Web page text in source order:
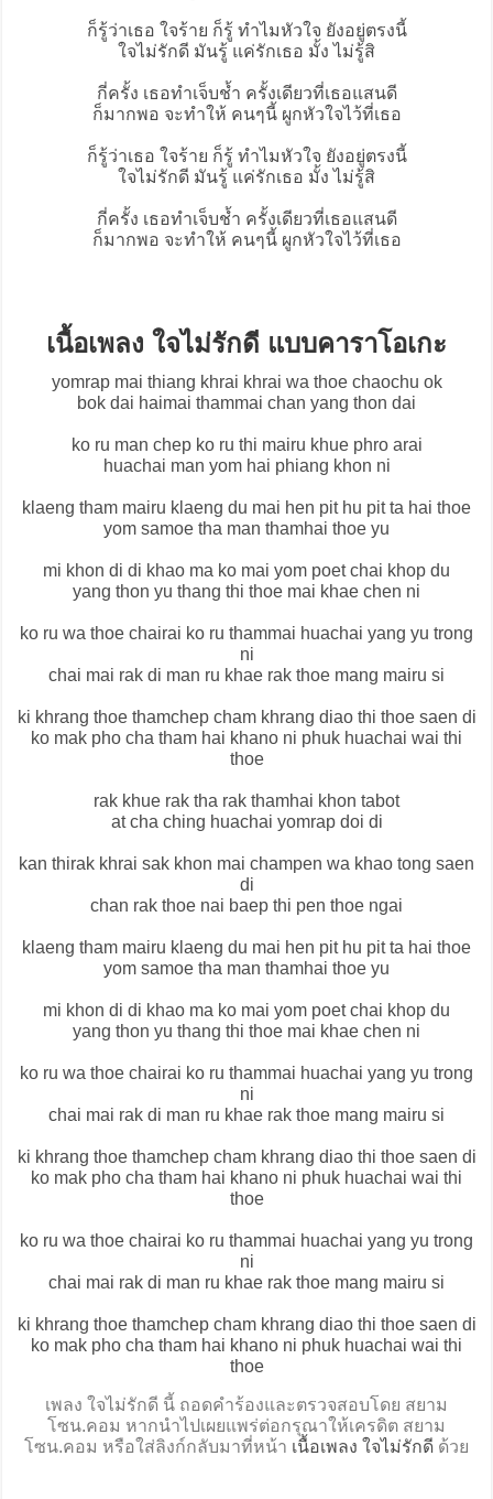
ก็รู้ว่าเธอ ใจร้าย ก็รู้ ทำไมหัวใจ ยังอยู่ตรงนี้
ใจไม่รักดี มันรู้ แค่รักเธอ มั้ง ไม่รู้สิ
กี่ครั้ง เธอทำเจ็บช้ำ ครั้งเดียวที่เธอแสนดี
ก็มากพอ จะทำให้ คนๆนี้ ผูกหัวใจไว้ที่เธอ
ก็รู้ว่าเธอ ใจร้าย ก็รู้ ทำไมหัวใจ ยังอยู่ตรงนี้
ใจไม่รักดี มันรู้ แค่รักเธอ มั้ง ไม่รู้สิ
กี่ครั้ง เธอทำเจ็บช้ำ ครั้งเดียวที่เธอแสนดี
ก็มากพอ จะทำให้ คนๆนี้ ผูกหัวใจไว้ที่เธอ
เนื้อเพลง ใจไม่รักดี แบบคาราโอเกะ
yomrap mai thiang khrai khrai wa thoe chaochu ok
bok dai haimai thammai chan yang thon dai
ko ru man chep ko ru thi mairu khue phro arai
huachai man yom hai phiang khon ni
klaeng tham mairu klaeng du mai hen pit hu pit ta hai thoe
yom samoe tha man thamhai thoe yu
mi khon di di khao ma ko mai yom poet chai khop du
yang thon yu thang thi thoe mai khae chen ni
ko ru wa thoe chairai ko ru thammai huachai yang yu trong
ni
chai mai rak di man ru khae rak thoe mang mairu si
ki khrang thoe thamchep cham khrang diao thi thoe saen di
ko mak pho cha tham hai khano ni phuk huachai wai thi
thoe
rak khue rak tha rak thamhai khon tabot
at cha ching huachai yomrap doi di
kan thirak khrai sak khon mai champen wa khao tong saen
di
chan rak thoe nai baep thi pen thoe ngai
klaeng tham mairu klaeng du mai hen pit hu pit ta hai thoe
yom samoe tha man thamhai thoe yu
mi khon di di khao ma ko mai yom poet chai khop du
yang thon yu thang thi thoe mai khae chen ni
ko ru wa thoe chairai ko ru thammai huachai yang yu trong
ni
chai mai rak di man ru khae rak thoe mang mairu si
ki khrang thoe thamchep cham khrang diao thi thoe saen di
ko mak pho cha tham hai khano ni phuk huachai wai thi
thoe
ko ru wa thoe chairai ko ru thammai huachai yang yu trong
ni
chai mai rak di man ru khae rak thoe mang mairu si
ki khrang thoe thamchep cham khrang diao thi thoe saen di
ko mak pho cha tham hai khano ni phuk huachai wai thi
thoe
เพลง ใจไม่รักดี นี้ ถอดคำร้องและตรวจสอบโดย สยาม
โซน.คอม หากนำไปเผยแพร่ต่อกรุณาให้เครดิต สยาม
โซน.คอม หรือใส่ลิงก์กลับมาที่หน้า เนื้อเพลง ใจไม่รักดี ด้วย